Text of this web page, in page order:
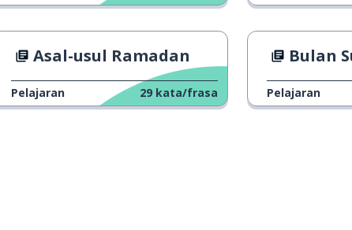
Asal-usul Ramadan
Pelajaran 29 kata/frasa
Bulan
Pelajaran